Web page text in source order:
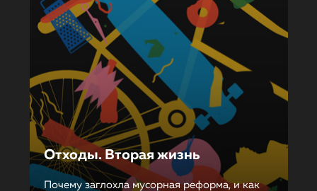
Отходы. Вторая жизнь
Почему заглохла мусорная реформа, и как